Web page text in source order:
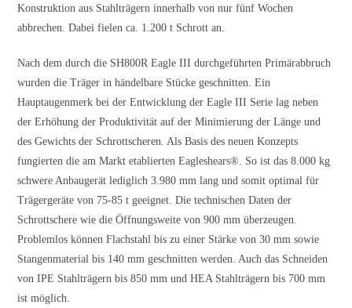
Konstruktion aus Stahlträgern innerhalb von nur fünf Wochen
abbrechen. Dabei fielen ca. 1.200 t Schrott an.
Nach dem durch die SH800R Eagle III durchgeführten Primärabbruch
wurden die Träger in händelbare Stücke geschnitten. Ein
Hauptaugenmerk bei der Entwicklung der Eagle III Serie lag neben
der Erhöhung der Produktivität auf der Minimierung der Länge und
des Gewichts der Schrottscheren. Als Basis des neuen Konzepts
fungierten die am Markt etablierten Eagleshears®. So ist das 8.000 kg
schwere Anbaugerät lediglich 3.980 mm lang und somit optimal für
Trägergeräte von 75-85 t geeignet. Die technischen Daten der
Schrottschere wie die Öffnungsweite von 900 mm überzeugen.
Problemlos können Flachstahl bis zu einer Stärke von 30 mm sowie
Stangenmaterial bis 140 mm geschnitten werden. Auch das Schneiden
von IPE Stahlträgern bis 850 mm und HEA Stahlträgern bis 700 mm
ist möglich.